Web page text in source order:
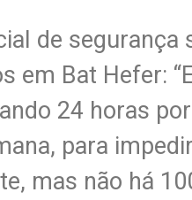
de segurança
em Bat Hefer:
24 horas
para
mas não há